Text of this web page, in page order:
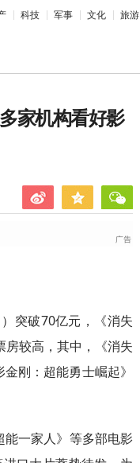
科技 军事 文化 旅游
家机构看好影
突破70亿元，《消失
房较高，其中，《消失
刚：超能勇士崛起》
一家人》等多部电影